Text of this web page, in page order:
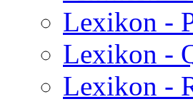
Lexikon -
Lexikon -
Lexikon -